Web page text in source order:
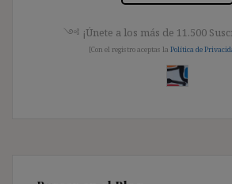
༺ ¡Únete a los más de 11.500
[Con el registro aceptas la Política de